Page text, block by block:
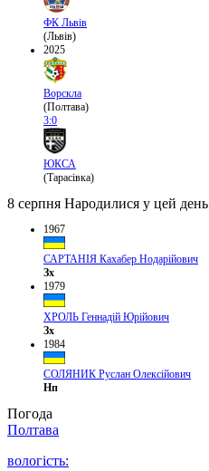
ФК Львів
(Львів)
2025
Ворскла
(Полтава)
3:0
ЮКСА
(Тарасівка)
8 серпня Народилися у цей день
1967
САРТАНІЯ Кахабер Нодарійович
Зх
1979
ХРОЛЬ Геннадій Юрійович
Зх
1984
СОЛЯНИК Руслан Олексійович
Нп
Погода
Полтава
вологість: